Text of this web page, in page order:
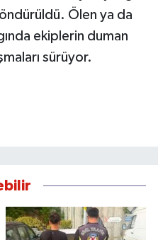
Ölen ya da
ekiplerin duman
sürüyor.